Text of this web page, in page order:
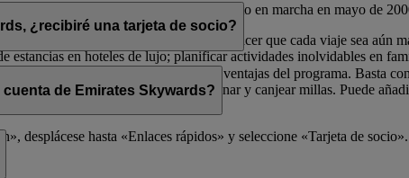
las aerolíneas Emirates y flydubai, puesto en marcha en mayo de
para complementar su estilo de vida y hacer que cada viaje sea
estancias en hoteles de lujo; planificar actividades inolvidables en
y sus exclusivas ventajas.
¿recibiré una tarjeta de socio?
para poder disfrutar de todas las ventajas del programa. Basta
de Emirates Skywards para ganar y canjear millas. Puede
desplácese hasta «Enlaces rápidos» y seleccione «Tarjeta de socio».
de Emirates Skywards?